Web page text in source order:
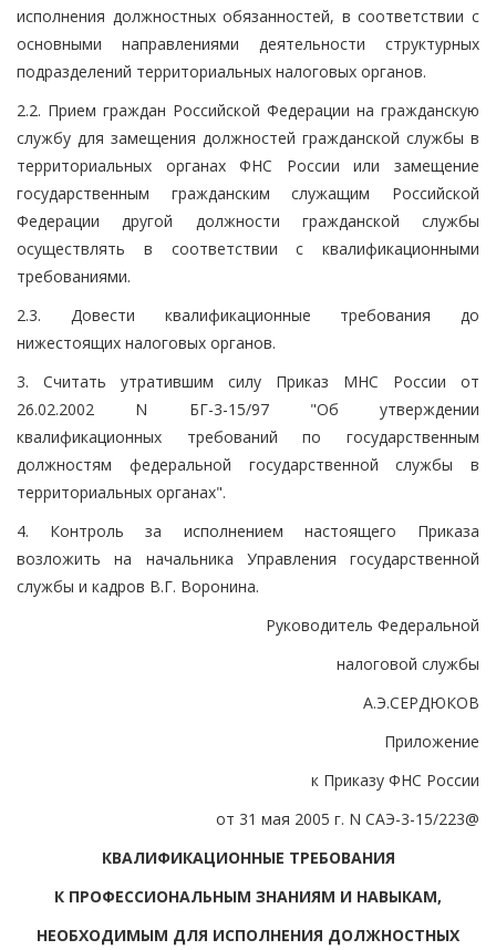
исполнения должностных обязанностей, в соответствии с
основными направлениями деятельности структурных
подразделений территориальных налоговых органов.
2.2. Прием граждан Российской Федерации на гражданскую
службу для замещения должностей гражданской службы в
территориальных органах ФНС России или замещение
государственным гражданским служащим Российской
Федерации другой должности гражданской службы
осуществлять в соответствии с квалификационными
требованиями.
2.3. Довести квалификационные требования до
нижестоящих налоговых органов.
3. Считать утратившим силу Приказ МНС России от
26.02.2002 N БГ-3-15/97 "Об утверждении
квалификационных требований по государственным
должностям федеральной государственной службы в
территориальных органах".
4. Контроль за исполнением настоящего Приказа
возложить на начальника Управления государственной
службы и кадров В.Г. Воронина.
Руководитель Федеральной
налоговой службы
А.Э.СЕРДЮКОВ
Приложение
к Приказу ФНС России
от 31 мая 2005 г. N САЭ-3-15/223@
КВАЛИФИКАЦИОННЫЕ ТРЕБОВАНИЯ
К ПРОФЕССИОНАЛЬНЫМ ЗНАНИЯМ И НАВЫКАМ,
НЕОБХОДИМЫМ ДЛЯ ИСПОЛНЕНИЯ ДОЛЖНОСТНЫХ